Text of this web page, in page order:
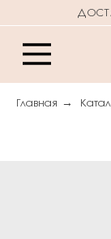
ДОСТАВКА
Главная →